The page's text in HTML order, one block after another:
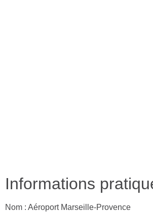
Informations
Nom : Aéroport Marseille-Provence